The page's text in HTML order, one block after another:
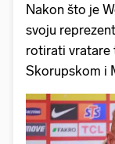
Nakon što je
svoju
rotirati vratare
Skorupskom i